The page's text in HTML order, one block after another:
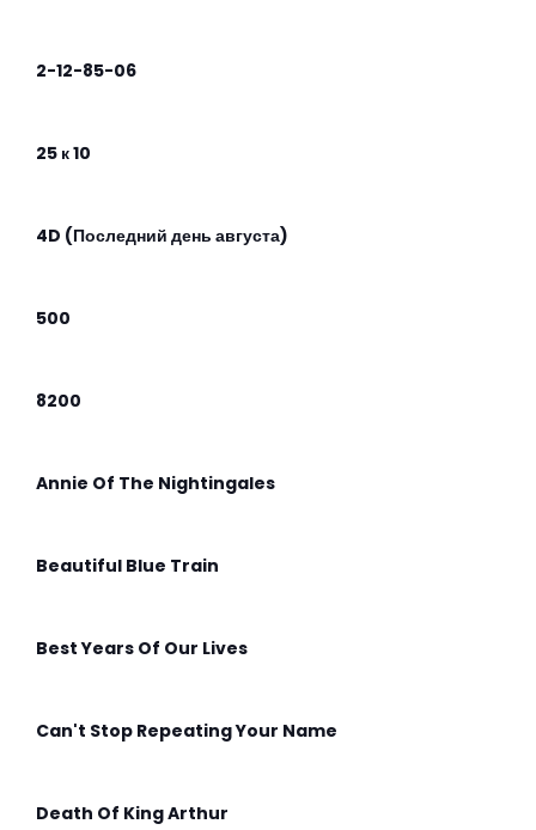
2-12-85-06
25 к 10
4D (Последний день августа)
500
8200
Annie Of The Nightingales
Beautiful Blue Train
Best Years Of Our Lives
Can't Stop Repeating Your Name
Death Of King Arthur